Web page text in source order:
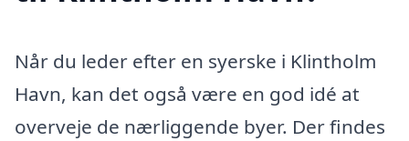
Når du leder efter en syerske i Klintholm
Havn, kan det også være en god idé at
overveje de nærliggende byer. Der findes